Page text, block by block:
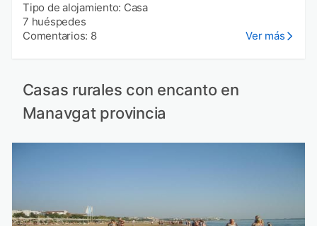
Tipo de alojamiento: Casa
7 huéspedes
Comentarios: 8
Ver más
Casas rurales con encanto en
Manavgat provincia